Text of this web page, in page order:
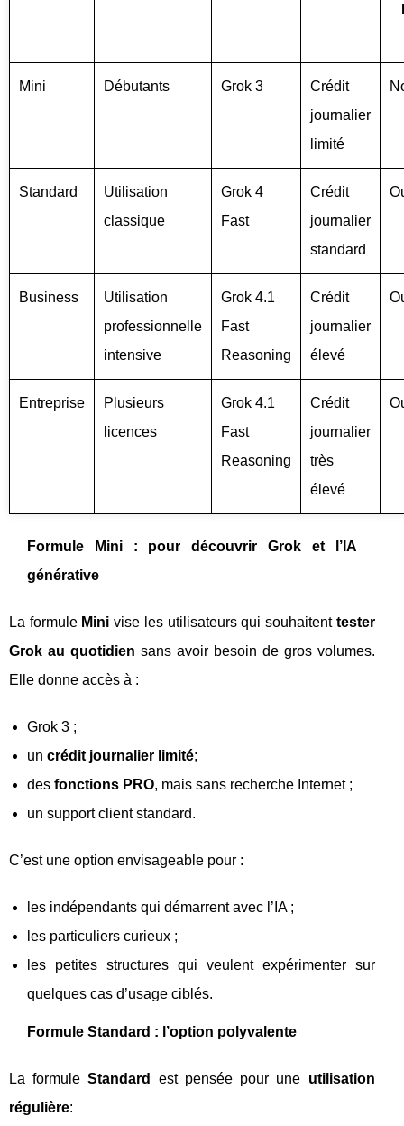
Mini Débutants Grok 3
Crédit
journalier
limité
Standard
Utilisation
classique
Grok 4
Fast
Crédit
journalier
standard
Business
Utilisation
professionnelle
intensive
Grok 4.1
Fast
Reasoning
Crédit
journalier
élevé
Entreprise
Plusieurs
licences
Grok 4.1
Fast
Reasoning
Crédit
journalier
très
élevé
Formule Mini : pour découvrir Grok et l’IA
générative
La formule Mini vise les utilisateurs qui souhaitent tester
Grok au quotidien sans avoir besoin de gros volumes.
Elle donne accès à :
Grok 3 ;
un crédit journalier limité;
des fonctions PRO, mais sans recherche Internet ;
un support client standard.
C’est une option envisageable pour :
les indépendants qui démarrent avec l’IA ;
les particuliers curieux ;
les petites structures qui veulent expérimenter sur
quelques cas d’usage ciblés.
Formule Standard : l’option polyvalente
La formuleStandard est pensée pour une utilisation
régulière: